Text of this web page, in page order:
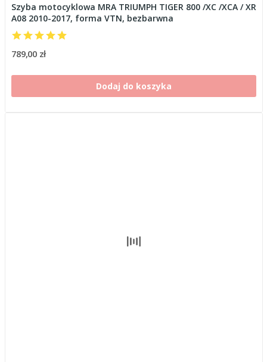
Szyba motocyklowa MRA TRIUMPH TIGER 800 /XC /XCA / XR
A08 2010-2017, forma VTN, bezbarwna
789,00 zł
Dodaj do koszyka